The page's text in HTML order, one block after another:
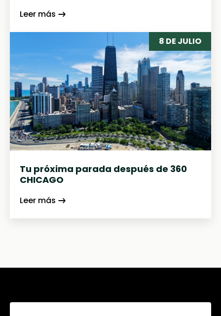
Leer más
8 DE JULIO
Tu próxima parada después de 360
CHICAGO
Leer más